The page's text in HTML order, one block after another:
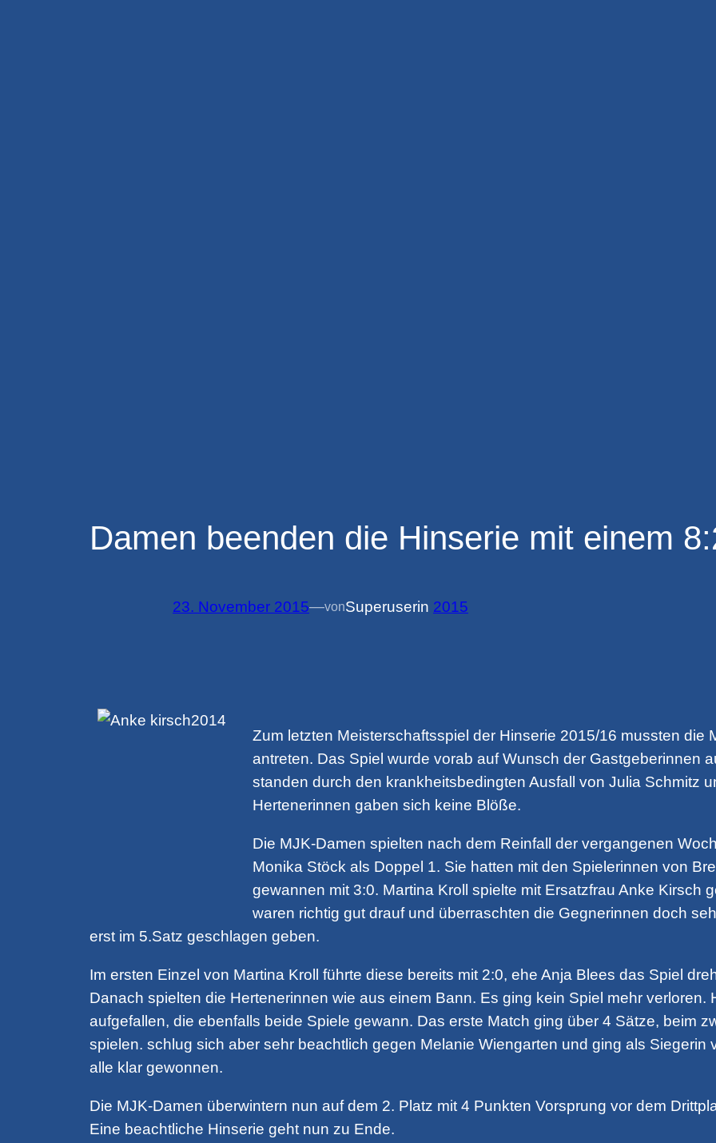
Damen beenden die Hinserie mit einem
23. November 2015—vonSuperuserin 2015
Zum letzten Meisterschaftsspiel der Hinserie 2015/16 mussten die
antreten. Das Spiel wurde vorab auf Wunsch der Gastgeberinnen
standen durch den krankheitsbedingten Ausfall von Julia Schmitz
Hertenerinnen gaben sich keine Blöße.
Die MJK-Damen spielten nach dem Reinfall der vergangenen
Monika Stöck als Doppel 1. Sie hatten mit den Spielerinnen von
gewannen mit 3:0. Martina Kroll spielte mit Ersatzfrau Anke Kirsch
waren richtig gut drauf und überraschten die Gegnerinnen doch
erst im 5.Satz geschlagen geben.
Im ersten Einzel von Martina Kroll führte diese bereits mit 2:0, ehe Anja Blees das Spiel
Danach spielten die Hertenerinnen wie aus einem Bann. Es ging kein Spiel mehr verloren.
aufgefallen, die ebenfalls beide Spiele gewann. Das erste Match ging über 4 Sätze, beim
spielen. schlug sich aber sehr beachtlich gegen Melanie Wiengarten und ging als Siegerin
alle klar gewonnen.
Die MJK-Damen überwintern nun auf dem 2. Platz mit 4 Punkten Vorsprung vor dem
Eine beachtliche Hinserie geht nun zu Ende.